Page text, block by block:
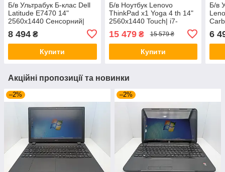
Б/в Ультрабук Б-клас Dell
Latitude E7470 14"
2560x1440 Сенсорний|
Core i7-6600U| 8 GB RAM|
256 GB SSD| HD 520
8 494 ₴
Купити
Б/в Ноутбук Lenovo
ThinkPad x1 Yoga 4 th 14"
2560x1440 Touch| i7-
8665U| 16GB RAM| 512GB
SSD| UHD
15 479₴ 15 579 ₴
Купити
Б/в
6
Акційні пропозиції та новинки
–2% –2%